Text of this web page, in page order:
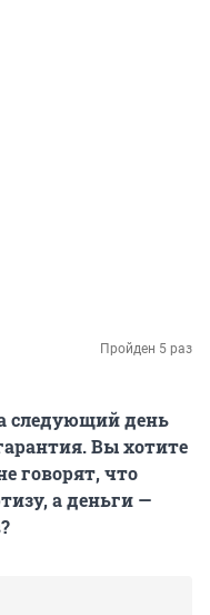
Пройден 5 раз
следующий день
Вы хотите
говорят, что
а деньги —